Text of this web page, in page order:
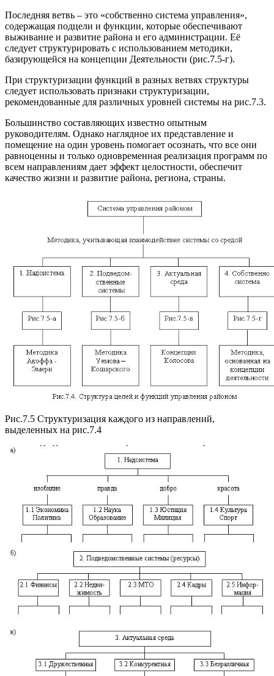
Последняя ветвь – это «собственно система управления»,
содержащая подцели и функции, которые обеспечивают
выживание и развитие района и его администрации. Её
следует структурировать с использованием методики,
базирующейся на концепции Деятельности (рис.7.5-г).
При структуризации функций в разных ветвях структуры
следует использовать признаки структуризации,
рекомендованные для различных уровней системы на рис.7.3.
Большинство составляющих известно опытным
руководителям. Однако наглядное их представление и
помещение на один уровень помогает осознать, что все они
равноценны и только одновременная реализация программ по
всем направлениям дает эффект целостности, обеспечит
качество жизни и развитие района, региона, страны.
Рис.7.5 Структуризация каждого из направлений,
выделенных на рис.7.4